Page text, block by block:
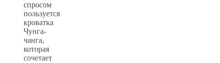
спросом
пользуется
кроватка
Чунга-
чанга,
которая
сочетает